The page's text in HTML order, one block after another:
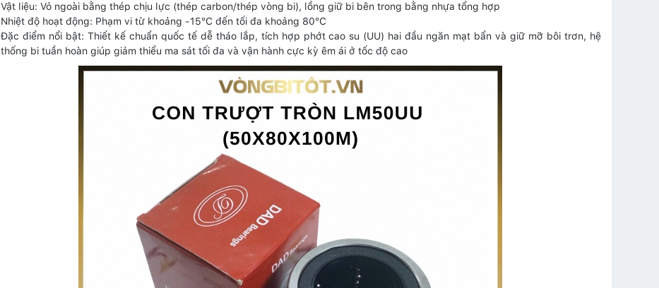
Vật liệu: Vỏ ngoài bằng thép chịu lực (thép carbon/thép vòng bi), lồng giữ bi bên trong bằng nhựa tổng hợp
Nhiệt độ hoạt động: Phạm vi từ khoảng -15°C đến tối đa khoảng 80°C
Đặc điểm nổi bật: Thiết kế chuẩn quốc tế dễ tháo lắp, tích hợp phớt cao su (UU) hai đầu ngăn mạt bẩn và giữ mỡ bôi trơn, hệ
thống bi tuần hoàn giúp giảm thiểu ma sát tối đa và vận hành cực kỳ êm ái ở tốc độ cao